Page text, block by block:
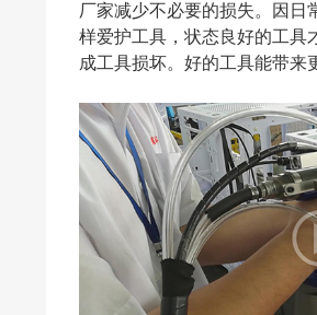
厂家减少不必要的损失。因日
样爱护工具，状态良好的工具
成工具损坏。好的工具能带来